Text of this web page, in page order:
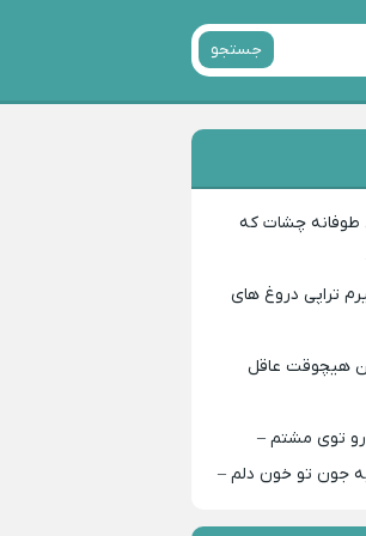
جستجو
طوفانه چشات که
تراپی دروغ‌ های
هیچوقت عاقل
توی مشتم –
به جون تو خون دلم –